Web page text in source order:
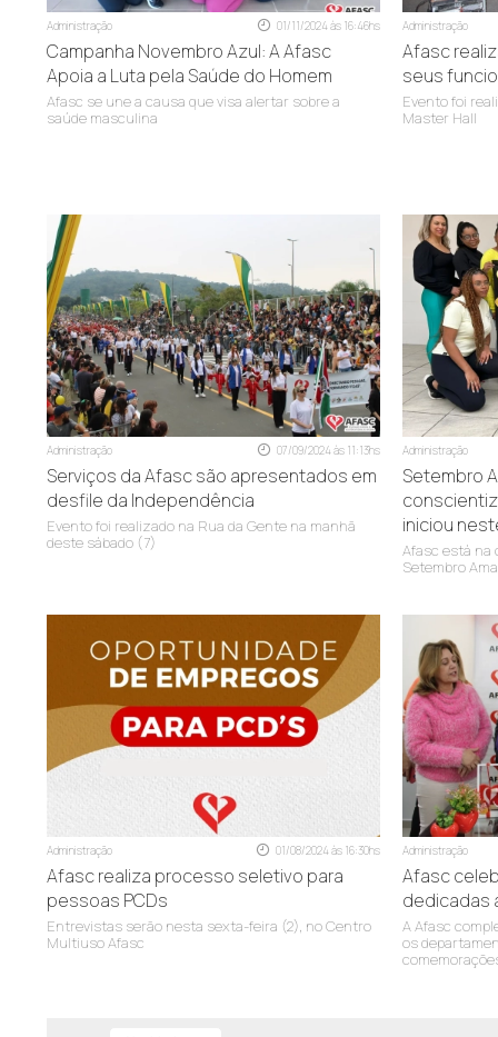
Administração 01/11/2024 às 16:46hs
Campanha Novembro Azul: A Afasc
Apoia a Luta pela Saúde do Homem
Afasc se une a causa que visa alertar sobre a
saúde masculina
Administração
Afasc
seus
Evento foi
Master Hall
Administração 07/09/2024 às 11:13hs
Serviços da Afasc são apresentados em
desfile da Independência
Evento foi realizado na Rua da Gente na manhã
deste sábado (7)
Administração
Setembro
iniciou
Afasc está na
Setembro
Administração 01/08/2024 às 16:30hs
Afasc realiza processo seletivo para
pessoas PCDs
Entrevistas serão nesta sexta-feira (2), no Centro
Multiuso Afasc
Administração
Afasc
dedicadas
A Afasc
os